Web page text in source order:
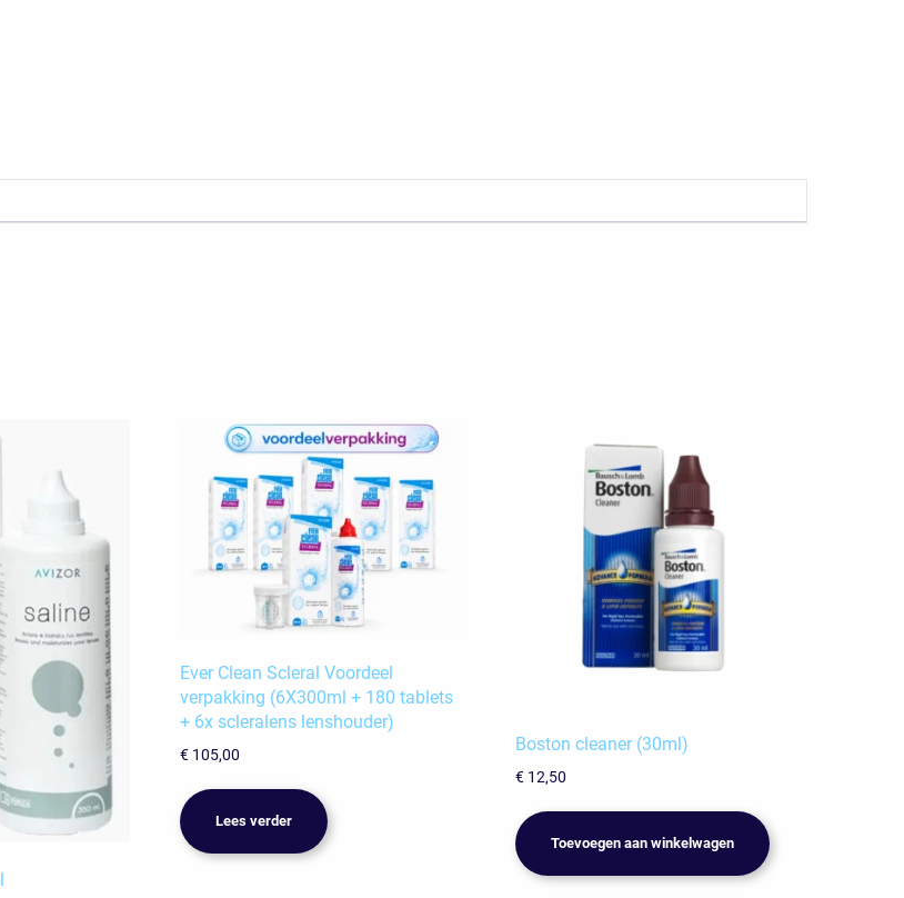
Ever Clean Scleral Voordeel
verpakking (6X300ml + 180 tablets
+ 6x scleralens lenshouder)
€105,00
Lees verder
Boston cleaner (30ml)
€ 12,50
Toevoegen aan winkelwagen